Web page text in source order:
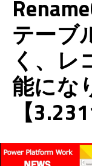
テーブ
く、レ
能にな
【